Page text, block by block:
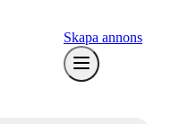
Skapa annons